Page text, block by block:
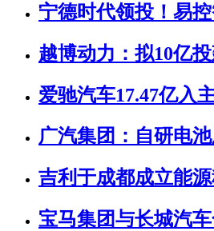
宁德时代领投！易
越博动力：拟10亿
爱驰汽车17.47亿入
广汽集团：自研电
吉利于成都成立能
宝马集团与长城汽